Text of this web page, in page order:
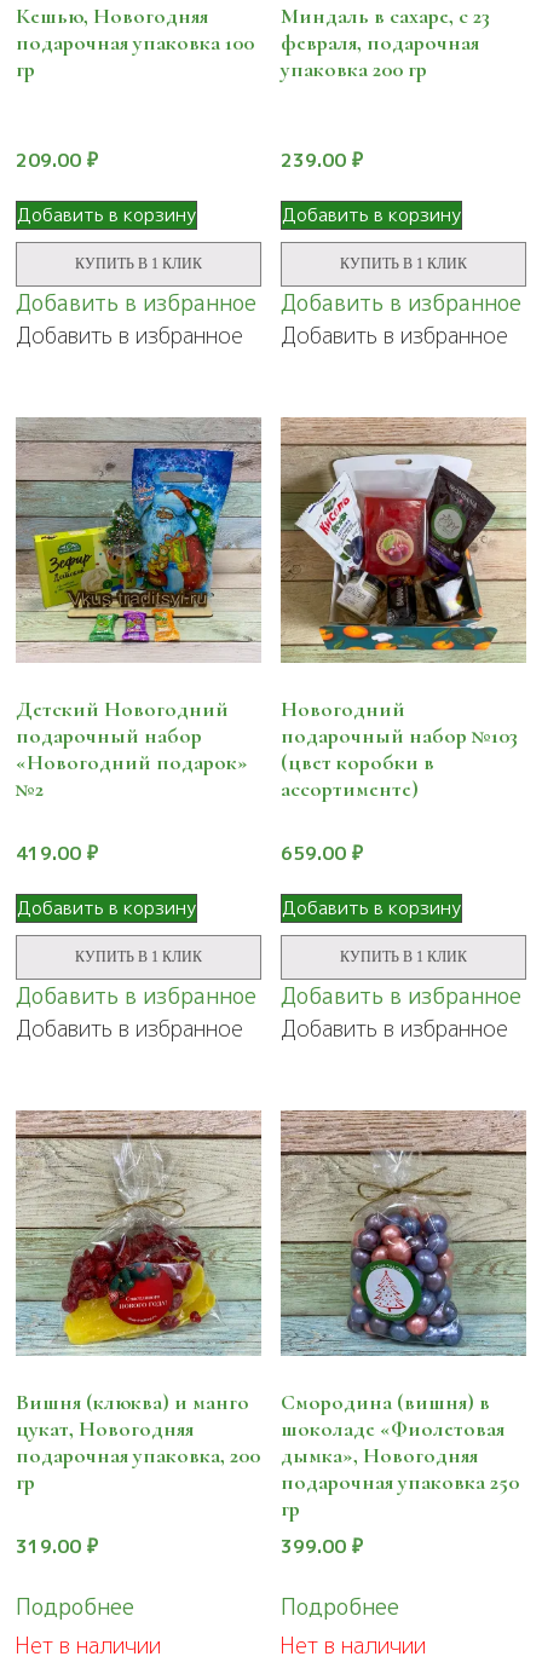
Кешью, Новогодняя
подарочная упаковка 100
гр
209.00 ₽
Добавить в корзину
КУПИТЬ В 1 КЛИК
Добавить в избранное
Добавить в избранное
Миндаль в сахаре, с 23
февраля, подарочная
упаковка 200 гр
239.00₽
Добавить в корзину
КУПИТЬ В 1 КЛИК
Добавить в избранное
Добавить в избранное
Детский Новогодний
подарочный набор
«Новогодний подарок»
№2
419.00 ₽
Добавить в корзину
КУПИТЬ В 1 КЛИК
Добавить в избранное
Добавить в избранное
Новогодний
подарочный набор №103
(цвет коробки в
ассортименте)
659.00₽
Добавить в корзину
КУПИТЬ В 1 КЛИК
Добавить в избранное
Добавить в избранное
Вишня (клюква) и манго
цукат, Новогодняя
подарочная упаковка, 200
гр
319.00 ₽
Подробнее
Нет в наличии
Смородина (вишня) в
шоколаде «Фиолетовая
дымка», Новогодняя
подарочная упаковка 250
гр
399.00₽
Подробнее
Нет в наличии